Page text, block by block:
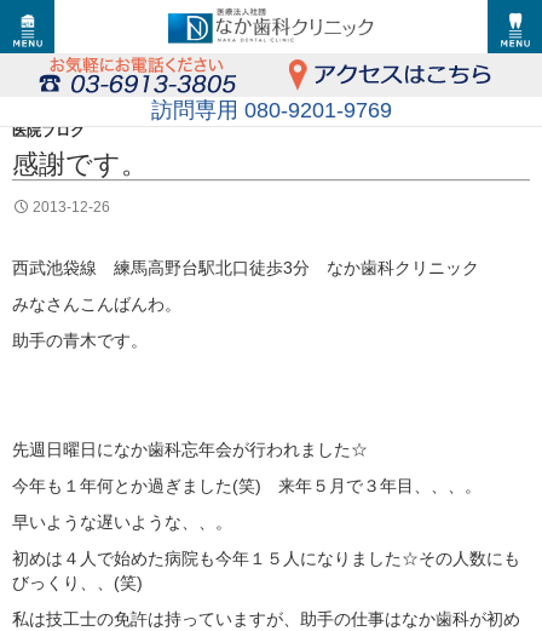
訪問専用 080-9201-9769
医院ブログ
感謝です。
2013-12-26
西武池袋線 練馬高野台駅北口徒歩3分 なか歯科クリニック
みなさんこんばんわ。
助手の青木です。
先週日曜日になか歯科忘年会が行われました☆
今年も１年何とか過ぎました(笑) 来年５月で３年目、、、。
早いような遅いような、、。
初めは４人で始めた病院も今年１５人になりました☆その人数にも
びっくり、、(笑)
私は技工士の免許は持っていますが、助手の仕事はなか歯科が初め